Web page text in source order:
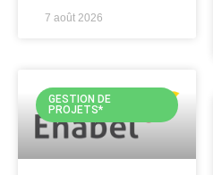
7 août 2026
GESTION DE
PROJETS*